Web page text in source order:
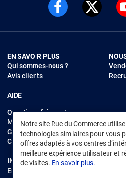
EN SAVOIR PLUS
Qui sommes-nous ?
Avis clients
AIDE
Questions fréquentes
Modes de règlements
Garantie et retours
Contacter Rue du Commerce
INFORMATIONS LÉGALES
Environnement
Notre site Rue du Commerce
technologies similaires pour vous
offres adaptés à vos centres
meilleure expérience utilisateur et
de visites. En savoir plus.